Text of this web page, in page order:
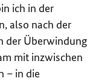
ich in der
also nach der
der Überwindung
mit inzwischen
– in die